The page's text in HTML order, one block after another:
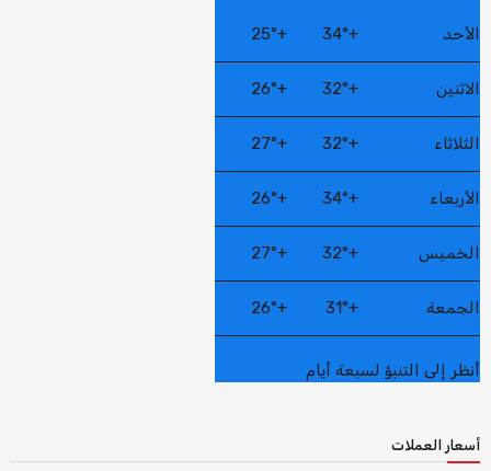
الأحد +
34°
+
25°
الاثنين +
32°
+
26°
الثلاثاء +
32°
+
27°
الأربعاء +
34°
+
26°
الخميس +
32°
+
27°
الجمعة +
31°
+
26°
أنظر إلى التنبؤ لسبعة أيام
أسعار العملات